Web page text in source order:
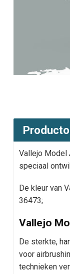
Vallejo Model
speciaal
De kleur van
36473;
Vallejo
De sterkte,
voor
technieken